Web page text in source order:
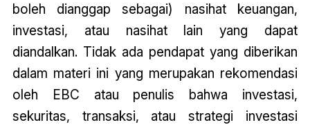
boleh dianggap sebagai) nasihat keuangan,
investasi, atau nasihat lain yang dapat
diandalkan. Tidak ada pendapat yang diberikan
dalam materi ini yang merupakan rekomendasi
oleh EBC atau penulis bahwa investasi,
sekuritas, transaksi, atau strategi investasi